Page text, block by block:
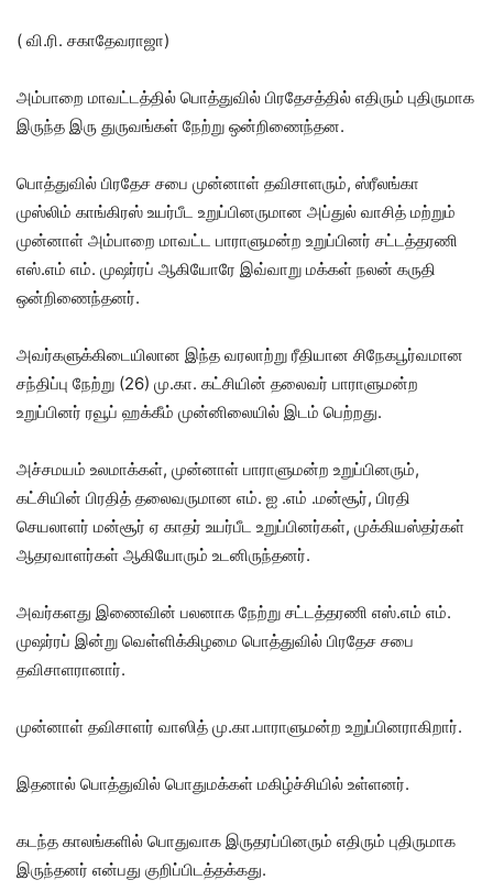
( வி.ரி. சகாதேவராஜா)
அம்பாறை மாவட்டத்தில் பொத்துவில் பிரதேசத்தில் எதிரும் புதிருமாக
இருந்த இரு துருவங்கள் நேற்று ஒன்றிணைந்தன.
பொத்துவில் பிரதேச சபை முன்னாள் தவிசாளரும், ஸ்ரீலங்கா
முஸ்லிம் காங்கிரஸ் உயர்பீட உறுப்பினருமான அப்துல் வாசித் மற்றும்
முன்னாள் அம்பாறை மாவட்ட பாராளுமன்ற உறுப்பினர் சட்டத்தரணி
எஸ்.எம் எம். முஷர்ரப் ஆகியோரே இவ்வாறு மக்கள் நலன் கருதி
ஒன்றிணைந்தனர்.
அவர்களுக்கிடையிலான இந்த வரலாற்று ரீதியான சிநேகபூர்வமான
சந்திப்பு நேற்று (26) மு.கா. கட்சியின் தலைவர் பாராளுமன்ற
உறுப்பினர் ரவூப் ஹக்கீம் முன்னிலையில் இடம் பெற்றது.
அச்சமயம் உலமாக்கள், முன்னாள் பாராளுமன்ற உறுப்பினரும்,
கட்சியின் பிரதித் தலைவருமான எம். ஐ .எம் .மன்சூர், பிரதி
செயலாளர் மன்சூர் ஏ காதர் உயர்பீட உறுப்பினர்கள், முக்கியஸ்தர்கள்
ஆதரவாளர்கள் ஆகியோரும் உடனிருந்தனர்.
அவர்களது இணைவின் பலனாக நேற்று சட்டத்தரணி எஸ்.எம் எம்.
முஷர்ரப் இன்று வெள்ளிக்கிழமை பொத்துவில் பிரதேச சபை
தவிசாளரானார்.
முன்னாள் தவிசாளர் வாஸித் மு.கா.பாராளுமன்ற உறுப்பினராகிறார்.
இதனால் பொத்துவில் பொதுமக்கள் மகிழ்ச்சியில் உள்ளனர்.
கடந்த காலங்களில் பொதுவாக இருதரப்பினரும் எதிரும் புதிருமாக
இருந்தனர் என்பது குறிப்பிடத்தக்கது.